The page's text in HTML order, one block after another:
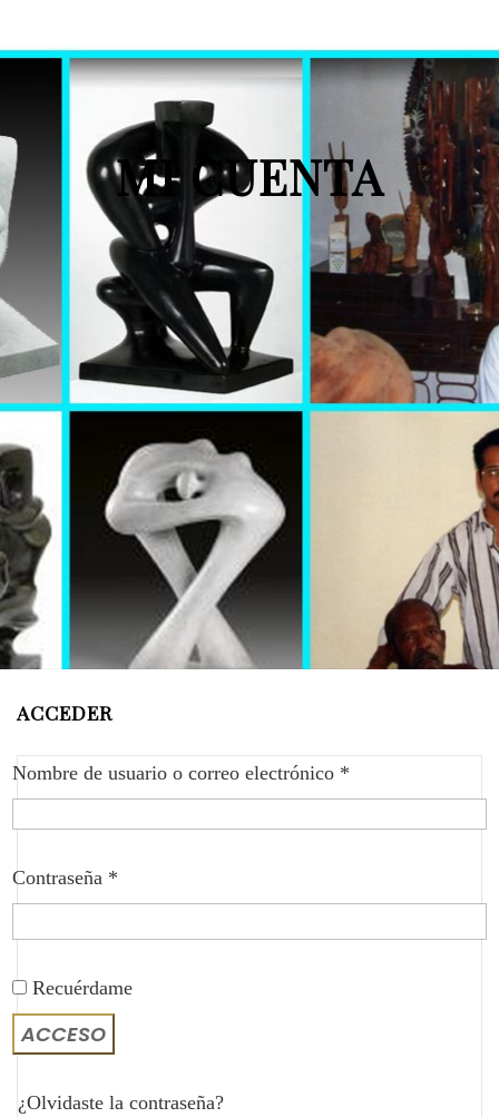
MI CUENTA
ACCEDER
Nombre de usuario o correo electrónico *
Contraseña *
Recuérdame
ACCESO
¿Olvidaste la contraseña?